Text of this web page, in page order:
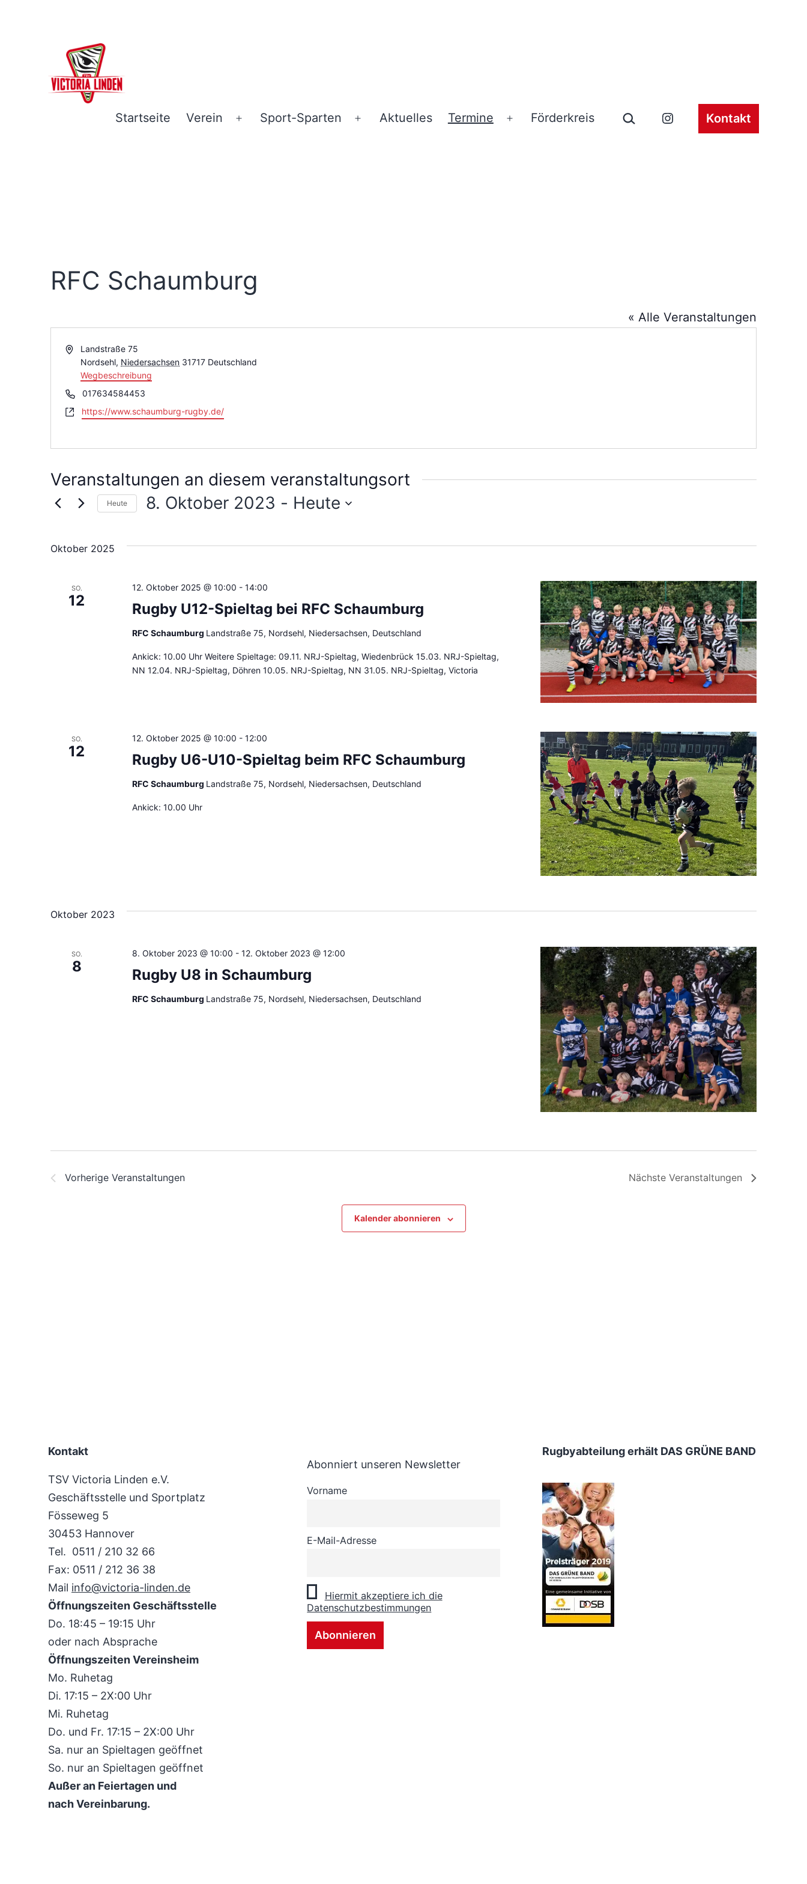
Startseite Verein
Menü
Sport-Sparten
Menü
Aktuelles Termine
Menü
Förderkreis Suchen …
Instagram
Kontakt
RFC Schaumburg
« Alle Veranstaltungen
AdresseLandstraße 75
Nordsehl, Niedersachsen 31717 Deutschland
Wegbeschreibung
Telefon017634584453
Webseitehttps://www.schaumburg-rugby.de/
Veranstaltungen an diesem veranstaltungsort
Heute 8. Oktober 2023 - Heute
Oktober 2025
SO.
12 Rugby U12-Spieltag bei RFC Schaumburg
12. Oktober 2025 @ 10:00 - 14:00
RFC Schaumburg Landstraße 75, Nordsehl, Niedersachsen, Deutschland
Ankick: 10.00 Uhr Weitere Spieltage: 09.11. NRJ-Spieltag, Wiedenbrück 15.03. NRJ-Spieltag,
NN 12.04. NRJ-Spieltag, Döhren 10.05. NRJ-Spieltag, NN 31.05. NRJ-Spieltag, Victoria
SO.
12 Rugby U6-U10-Spieltag beim RFC Schaumburg
12. Oktober 2025 @ 10:00 - 12:00
RFC Schaumburg Landstraße 75, Nordsehl, Niedersachsen, Deutschland
Ankick: 10.00 Uhr
Oktober 2023
SO.
8 Rugby U8 in Schaumburg
8. Oktober 2023 @ 10:00 - 12. Oktober 2023 @ 12:00
RFC Schaumburg Landstraße 75, Nordsehl, Niedersachsen, Deutschland
Vorherige Veranstaltungen Nächste Veranstaltungen
Kalender abonnieren
Kontakt
TSV Victoria Linden e.V.
Geschäftsstelle und Sportplatz
Fösseweg 5
30453 Hannover
Tel. 0511 / 210 32 66
Fax: 0511 / 212 36 38
Mail info@victoria-linden.de
Öffnungszeiten Geschäftsstelle
Do. 18:45 – 19:15 Uhr
oder nach Absprache
Öffnungszeiten Vereinsheim
Mo. Ruhetag
Di. 17:15 – 2X:00 Uhr
Mi. Ruhetag
Do. und Fr. 17:15 – 2X:00 Uhr
Sa. nur an Spieltagen geöffnet
So. nur an Spieltagen geöffnet
Außer an Feiertagen und
nach Vereinbarung.
Abonniert unseren Newsletter
Vorname
E-Mail-Adresse
Hiermit akzeptiere ich die
Datenschutzbestimmungen
Rugbyabteilung erhält DAS GRÜNE BAND